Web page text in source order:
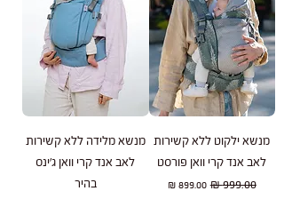
מנשא ילקוט ללא קשירות
לאב אנד קרי וואן פורסט
מחיר רגיל‏999.00 ‏₪ מחיר מבצע‏899.00 ‏₪
מנשא מלידה ללא קשירות
לאב אנד קרי וואן ג'ינס
בהיר